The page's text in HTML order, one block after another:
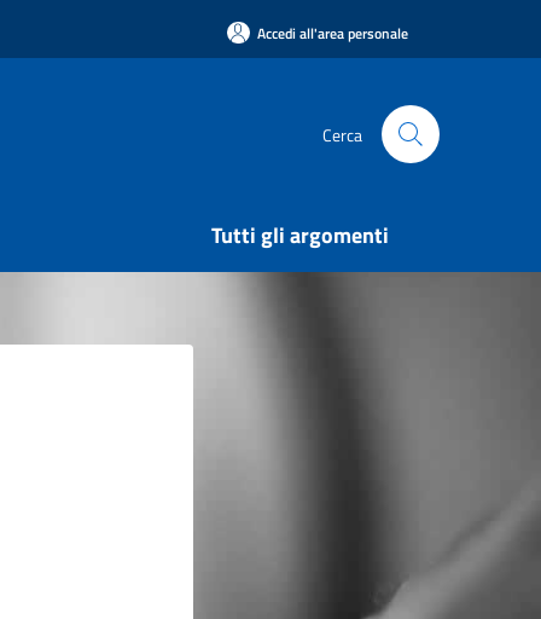
Accedi all'area personale
Cerca
Tutti gli argomenti